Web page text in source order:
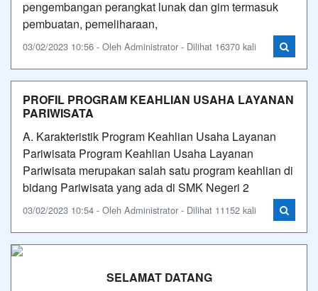
pengembangan perangkat lunak dan gim termasuk
pembuatan, pemeliharaan,
03/02/2023 10:56 - Oleh Administrator - Dilihat 16370 kali
PROFIL PROGRAM KEAHLIAN USAHA LAYANAN
PARIWISATA
A. Karakteristik Program Keahlian Usaha Layanan
Pariwisata Program Keahlian Usaha Layanan
Pariwisata merupakan salah satu program keahlian di
bidang Pariwisata yang ada di SMK Negeri 2
03/02/2023 10:54 - Oleh Administrator - Dilihat 11152 kali
SELAMAT DATANG